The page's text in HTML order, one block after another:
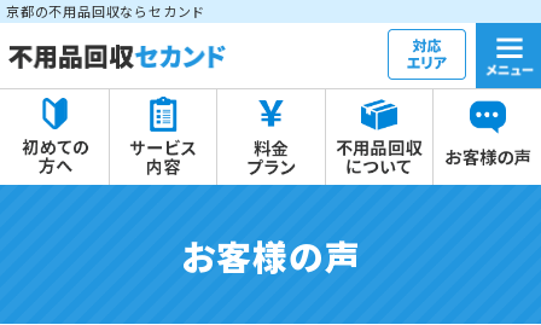
京都の不用品回収ならセカンド
お客様の声